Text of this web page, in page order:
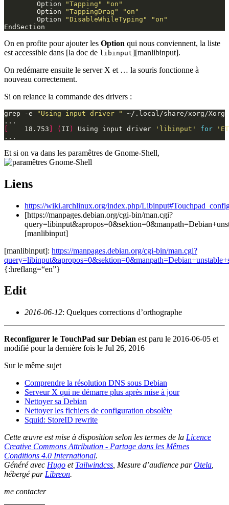
        Option
"Tapping"
"on"
        Option
"TappingDrag"
"on"
        Option
"DisableWhileTyping"
"on"
On en profite pour ajouter les Option qui nous conviennent, la liste
est accessible dans [la doc de libinput][manlibinput].
On redémarre ensuite le server X et … la souris fonctionne à
nouveau correctement.
Si on relance la commande des drivers :
grep -e
"Using input driver "
[
    18.753
] ( II ) Using input driver 'libinput' for
Et si on va dans les paramêtres de Gnome-Shell,
Liens
https://wiki.archlinux.org/index.php/
[https://manpages.debian.org/cgi-bin/man.cgi?
[manlibinput]
[manlibinput]: https://manpages.debian.org/cgi-bin/man.cgi?
{:hreflang=“en”}
Edit
2016-06-12: Quelques corrections d’orthographe
Reconfigurer le TouchPad sur Debian est paru le 2016-06-05 et
modifié pour la dernière fois le Jul 26, 2016
Sur le même sujet
Comprendre la résolution DNS sous Debian
Serveur X qui ne démarre plus après mise à jour
Nettoyer sa Debian
Nettoyer les fichiers de configuration obsolète
Squid: StoreID rewrite
Cette œuvre est mise à disposition selon les termes de la Licence
Creative Commons Attribution - Partage dans les Mêmes
Conditions 4.0 International.
Généré avec Hugo et Tailwindcss , Mesure d’audience parOtela
hébergé par Libreon.
me contacter